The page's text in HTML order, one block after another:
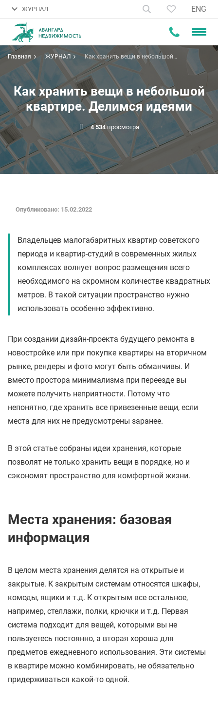
ЖУРНАЛ ENG
Главная ЖУРНАЛ
Как хранить вещи в небольшой
квартире. Делимся идеями
Как хранить вещи в небольшой
квартире. Делимся идеями
4 534просмотра
Опубликовано: 15.02.2022
Владельцев малогабаритных квартир советского
периода и квартир-студий в современных жилых
комплексах волнует вопрос размещения всего
необходимого на скромном количестве квадратных
метров. В такой ситуации пространство нужно
использовать особенно эффективно.
При создании дизайн-проекта будущего ремонта в
новостройке или при покупке квартиры на вторичном
рынке, рендеры и фото могут быть обманчивы. И
вместо простора минимализма при переезде вы
можете получить неприятности. Потому что
непонятно, где хранить все привезенные вещи, если
места для них не предусмотрены заранее.
В этой статье собраны идеи хранения, которые
позволят не только хранить вещи в порядке, но и
сэкономят пространство для комфортной жизни.
Места хранения: базовая
информация
В целом места хранения делятся на открытые и
закрытые. К закрытым системам относятся шкафы,
комоды, ящики и т.д. К открытым все остальное,
например, стеллажи, полки, крючки и т.д. Первая
система подходит для вещей, которыми вы не
пользуетесь постоянно, а вторая хороша для
предметов ежедневного использования. Эти системы
в квартире можно комбинировать, не обязательно
придерживаться какой-то одной.